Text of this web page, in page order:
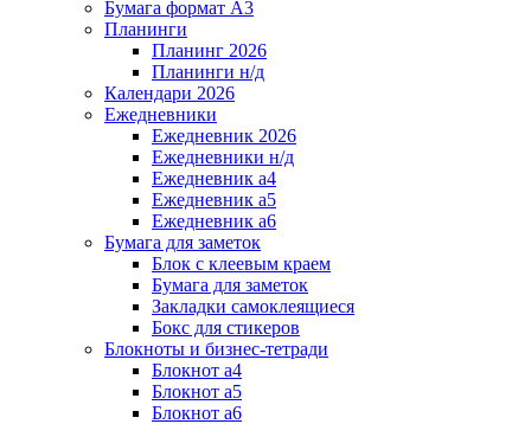
Бумага формат А3
Планинги
Планинг 2026
Планинги н/д
Календари 2026
Ежедневники
Ежедневник 2026
Ежедневники н/д
Ежедневник а4
Ежедневник а5
Ежедневник а6
Бумага для заметок
Блок с клеевым краем
Бумага для заметок
Закладки самоклеящиеся
Бокс для стикеров
Блокноты и бизнес-тетради
Блокнот а4
Блокнот а5
Блокнот а6